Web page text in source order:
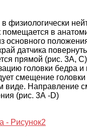
физиологически
в
основного
датчика
прямой (рис. 3А,
головки бедра
смещение
виде. Направление
(рис. 3А -D)